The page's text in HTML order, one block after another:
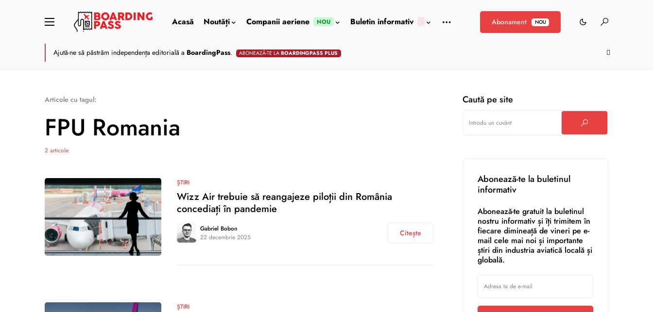
Acasă Noutăți Companii aeriene NOU Buletin informativ Abonament NOU
Ajută-ne să păstrăm independența editorială a BoardingPass. ABONEAZĂ-TE LABOARDINGPASS PLUS
Articole cu tagul:
FPU Romania
2 articole
ȘTIRI
Wizz Air trebuie să reangajeze piloții din România
concediați în pandemie
Gabriel Bobon
22 decembrie 2025
Citește
ȘTIRI
Caută pe site
Abonează-te la buletinul
informativ
Abonează-te gratuit la buletinul
nostru informativ și îți trimitem în
fiecare dimineață de vineri pe e-
mail cele mai noi și importante
știri din industria aviatică locală și
globală.